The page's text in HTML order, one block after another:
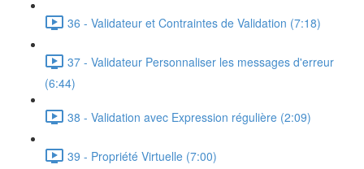
36 - Validateur et Contraintes de Validation (7:18)
37 - Validateur Personnaliser les messages d'erreur
(6:44)
38 - Validation avec Expression régulière (2:09)
39 - Propriété Virtuelle (7:00)